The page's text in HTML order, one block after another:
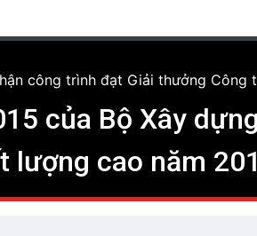
công trình đạt Giải thưởng Công
của Bộ Xây
lượng cao năm